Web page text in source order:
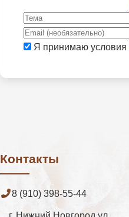
Я принимаю условия
Контакты
8 (910) 398-55-44